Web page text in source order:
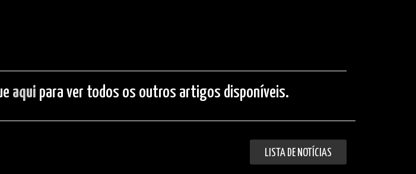
aqui para ver todos os outros artigos disponíveis.
LISTA DE NOTÍCIAS